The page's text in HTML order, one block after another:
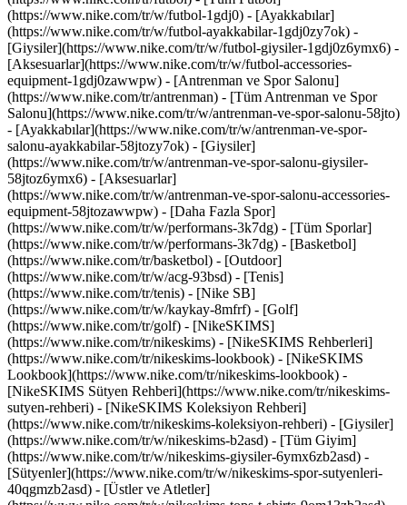
(https://www.nike.com/tr/w/futbol-1gdj0) - [Ayakkabılar]
(https://www.nike.com/tr/w/futbol-ayakkabilar-1gdj0zy7ok) -
[Giysiler](https://www.nike.com/tr/w/futbol-giysiler-1gdj0z6ymx6) -
[Aksesuarlar](https://www.nike.com/tr/w/futbol-accessories-
equipment-1gdj0zawwpw) - [Antrenman ve Spor Salonu]
(https://www.nike.com/tr/antrenman) - [Tüm Antrenman ve Spor
Salonu](https://www.nike.com/tr/w/antrenman-ve-spor-salonu-58jto)
- [Ayakkabılar](https://www.nike.com/tr/w/antrenman-ve-spor-
salonu-ayakkabilar-58jtozy7ok) - [Giysiler]
(https://www.nike.com/tr/w/antrenman-ve-spor-salonu-giysiler-
58jtoz6ymx6) - [Aksesuarlar]
(https://www.nike.com/tr/w/antrenman-ve-spor-salonu-accessories-
equipment-58jtozawwpw) - [Daha Fazla Spor]
(https://www.nike.com/tr/w/performans-3k7dg) - [Tüm Sporlar]
(https://www.nike.com/tr/w/performans-3k7dg) - [Basketbol]
(https://www.nike.com/tr/basketbol) - [Outdoor]
(https://www.nike.com/tr/w/acg-93bsd) - [Tenis]
(https://www.nike.com/tr/tenis) - [Nike SB]
(https://www.nike.com/tr/w/kaykay-8mfrf) - [Golf]
(https://www.nike.com/tr/golf) - [NikeSKIMS]
(https://www.nike.com/tr/nikeskims) - [NikeSKIMS Rehberleri]
(https://www.nike.com/tr/nikeskims-lookbook) - [NikeSKIMS
Lookbook](https://www.nike.com/tr/nikeskims-lookbook) -
[NikeSKIMS Sütyen Rehberi](https://www.nike.com/tr/nikeskims-
sutyen-rehberi) - [NikeSKIMS Koleksiyon Rehberi]
(https://www.nike.com/tr/nikeskims-koleksiyon-rehberi) - [Giysiler]
(https://www.nike.com/tr/w/nikeskims-b2asd) - [Tüm Giyim]
(https://www.nike.com/tr/w/nikeskims-giysiler-6ymx6zb2asd) -
[Sütyenler](https://www.nike.com/tr/w/nikeskims-spor-sutyenleri-
40qgmzb2asd) - [Üstler ve Atletler]